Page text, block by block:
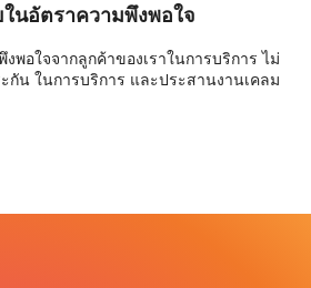
ในอัตราความพึงพอใจ
พอใจจากลูกค้าของเราในการบริการ ไม่
กัน ในการบริการ และประสานงานเคลม